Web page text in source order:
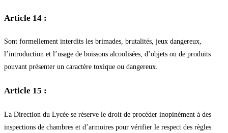
Article 14 :
Sont formellement interdits les brimades, brutalités, jeux dangereux,
l’introduction et l’usage de boissons alcoolisées, d’objets ou de produits
pouvant présenter un caractère toxique ou dangereux.
Article 15 :
La Direction du Lycée se réserve le droit de procéder inopinément à des
inspections de chambres et d’armoires pour vérifier le respect des règles